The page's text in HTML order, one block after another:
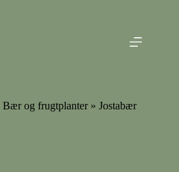
Bær og frugtplanter» Jostabær